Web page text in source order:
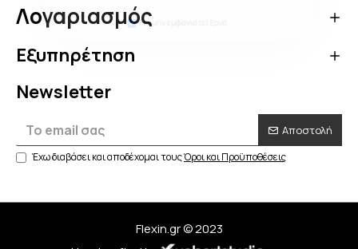
Λογαριασμός
Εξυπηρέτηση
Newsletter
Αποστολή
Έχω διαβάσει και αποδέχομαι τουςΌροι και Προϋποθέσεις
Flexin.gr © 2023